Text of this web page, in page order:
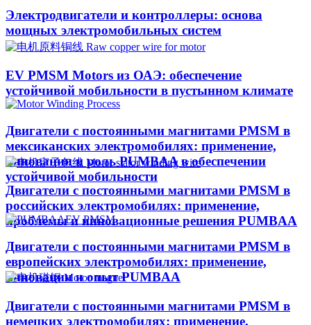
Электродвигатели и контроллеры: основа
мощных электромобильных систем
EV PMSM Motors из ОАЭ: обеспечение
устойчивой мобильности в пустынном климате​
Двигатели с постоянными магнитами PMSM в
мексиканских электромобилях: применение,
инновации и роль PUMBAA в обеспечении
устойчивой мобильности
Двигатели с постоянными магнитами PMSM в
российских электромобилях: применение,
проблемы и инновационные решения PUMBAA
Двигатели с постоянными магнитами PMSM в
европейских электромобилях: применение,
инновации и опыт PUMBAA
Двигатели с постоянными магнитами PMSM в
немецких электромобилях: применение,